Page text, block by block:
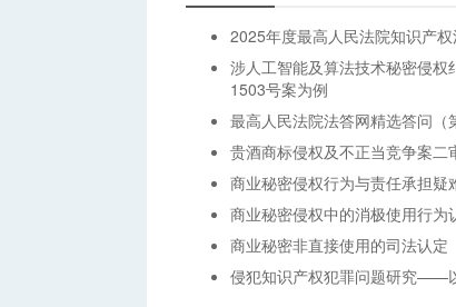
2025年度最高人民法院知识产
涉人工智能及算法技术秘密侵
1503号案为例
最高人民法院法答网精选答问
贵酒商标侵权及不正当竞争案二
商业秘密侵权行为与责任承担疑
商业秘密侵权中的消极使用行为
商业秘密非直接使用的司法认定
侵犯知识产权犯罪问题研究——